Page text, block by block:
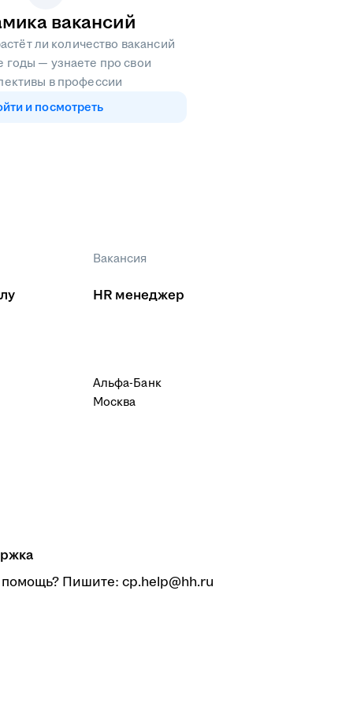
вакансий
ли количество вакансий
годы — узнаете про свои
в профессии
и посмотреть
Вакансия
HR менеджер
Альфа-Банк
Москва
Пишите: cp.help@hh.ru